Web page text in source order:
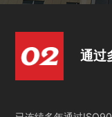
通过